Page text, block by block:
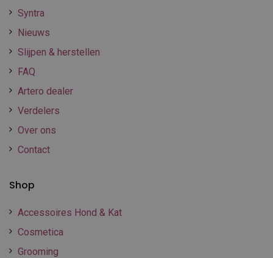
Syntra
Nieuws
Slijpen & herstellen
FAQ
Artero dealer
Verdelers
Over ons
Contact
Shop
Accessoires Hond & Kat
Cosmetica
Grooming